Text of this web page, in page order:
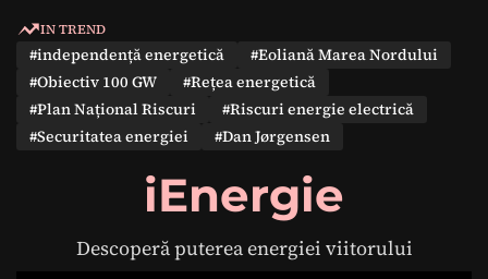
IN TREND
#independență energetică
#Eoliană Marea Nordului
#Obiectiv 100 GW
#Rețea energetică
#Plan Național Riscuri
#Riscuri energie electrică
#Securitatea energiei
#Dan Jørgensen
iEnergie
Descoperă puterea energiei viitorului